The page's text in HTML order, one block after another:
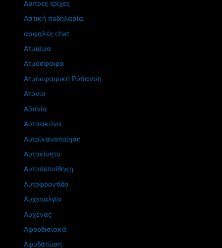
Άσπρες τρίχες
Αστική ποδηλασία
ασφαλές chat
Άτμισμα
Ατμόσφαιρα
Ατμοσφαιρική Ρύπανση
Ατονία
Αϋπνία
Αυτοεικόνα
Αυτοϊκανοποίηση
Αυτοκίνητο
Αυτοπεποίθηση
Αυτοφροντίδα
Αυχεναλγία
Αυχένας
Αφροδισιακά
Αφυδάτωση